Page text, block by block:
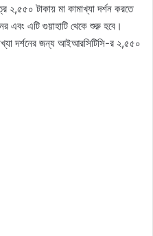
টাকায় মা কামাখ্যা দর্শন করতে
এবং এটি গুয়াহাটি থেকে শুরু হবে।
দর্শনের জন্য আইআরসিটিসি-র ২,৫৫০